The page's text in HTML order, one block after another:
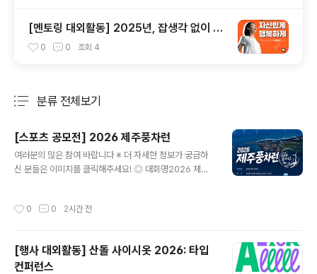
[멘토링 대외활동] 2025년, 잡생각 없이 가
장 '나답게' 성공하는 법 ㅣ자기계발 명상캠프
0 0 조회 4
분류 전체보기
[스포츠 공모전] 2026 제주풍차런
여러분의 많은 참여 바랍니다 ※ 더 자세한 정보가 궁금하
신 분들은 이미지를 클릭해주세요! ◎ 대회명2026 제주
수협 다목적어업인종합지원센터제주 제주시 한림읍 한림
9:00 / 5K 09:20 ◎ 참가비 입금계좌- 은행명 : 농협- 계
좌번호 : 351-1405-5832-13- 예금주 : 주식회사 어디
0 0 2시간 전
[행사 대외활동] 산돌 사이시옷 2026: 타입
컨퍼런스